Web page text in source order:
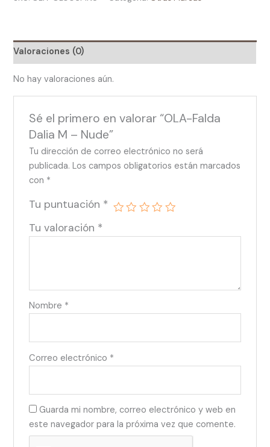
Valoraciones (0)
No hay valoraciones aún.
Sé el primero en valorar “OLA-Falda
Dalia M – Nude”
Tu dirección de correo electrónico no será
publicada. Los campos obligatorios están marcados
con *
Tu puntuación *
Tu valoración *
Nombre *
Correo electrónico *
Guarda mi nombre, correo electrónico y web en
este navegador para la próxima vez que comente.